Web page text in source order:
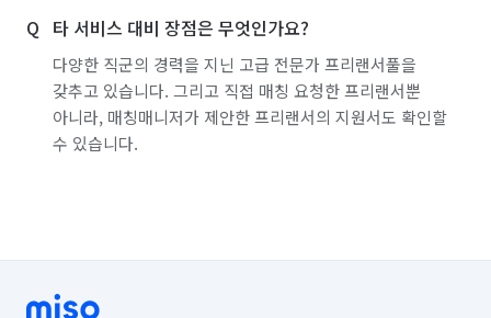
타 서비스 대비 장점은 무엇인가요?
다양한 직군의 경력을 지닌 고급 전문가 프리랜서풀을
갖추고 있습니다. 그리고 직접 매칭 요청한 프리랜서뿐
아니라, 매칭매니저가 제안한 프리랜서의 지원서도 확인할
수 있습니다.